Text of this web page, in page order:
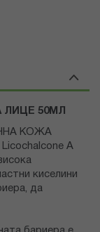
50МЛ
КОЖА
A
киселини
да